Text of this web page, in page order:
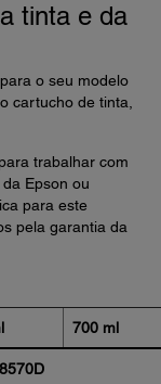
tinta e da
o seu modelo
cartucho de tinta,
trabalhar com
Epson ou
para este
pela garantia da
700 ml